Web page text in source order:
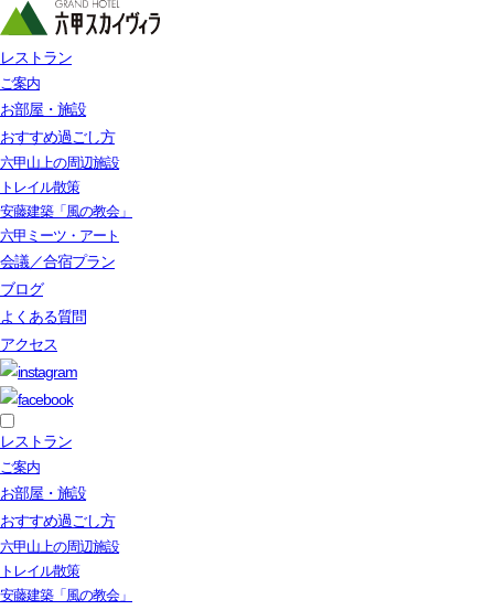
レストラン
ご案内
お部屋・施設
おすすめ過ごし方
六甲山上の周辺施設
トレイル散策
安藤建築「風の教会」
六甲ミーツ・アート
会議／合宿プラン
ブログ
よくある質問
アクセス
レストラン
ご案内
お部屋・施設
おすすめ過ごし方
六甲山上の周辺施設
トレイル散策
安藤建築「風の教会」